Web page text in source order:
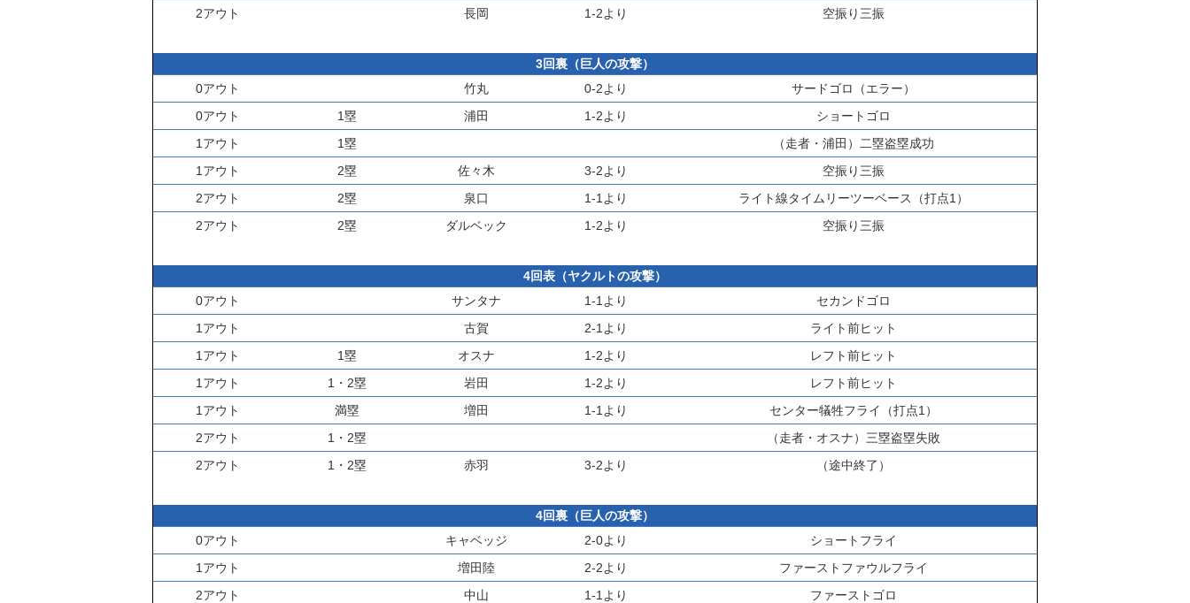
2アウト
長岡 1-2より 空振り三振
3回裏（巨人の攻撃）
0アウト
竹丸 0-2より
サードゴロ（エラー）
0アウト
1塁 浦田 1-2より
ショートゴロ
1アウト
1塁 （走者・ 浦田 ）二塁盗塁成功
1アウト
2塁 佐々木 3-2より
空振り三振
2アウト
2塁 泉口 1-1より
ライト線タイムリーツーベース（打点1）
2アウト
2塁 ダルベック 1-2より 空振り三振
4回表（ヤクルトの攻撃）
0アウト
サンタナ 1-1より
セカンドゴロ
1アウト
古賀 2-1より
ライト前ヒット
1アウト
1塁 オスナ 1-2より
レフト前ヒット
1アウト
1・2塁 岩田 1-2より
レフト前ヒット
1アウト
満塁 増田 1-1より
センター犠牲フライ（打点1）
2アウト
1・2塁 （走者・ オスナ）三塁盗塁失敗
2アウト
1・2塁 赤羽 3-2より （途中終了）
4回裏（巨人の攻撃）
0アウト
キャベッジ 2-0より
ショートフライ
1アウト
増田陸 2-2より
ファーストファウルフライ
2アウト
中山 1-1より ファーストゴロ